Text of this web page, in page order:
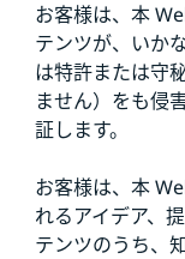
お客様は、本
テンツが、いか
は特許または守
ません）をも侵
証します。
お客様は、本
れるアイデア、
テンツのうち、